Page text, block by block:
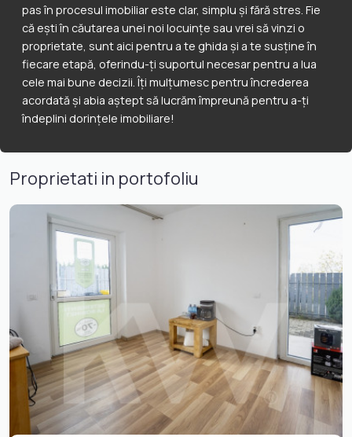
pas în procesul imobiliar este clar, simplu și fără stres. Fie
că ești în căutarea unei noi locuințe sau vrei să vinzi o
proprietate, sunt aici pentru a te ghida și a te susține în
fiecare etapă, oferindu-ți suportul necesar pentru a lua
cele mai bune decizii. Îți mulțumesc pentru încrederea
acordată și abia aștept să lucrăm împreună pentru a-ți
îndeplini dorințele imobiliare!
Proprietati in portofoliu